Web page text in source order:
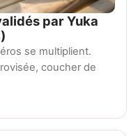
par Yuka
se multiplient.
coucher de